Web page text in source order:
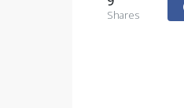
Shares